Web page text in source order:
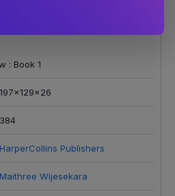
: Book 1
197x129x26
384
HarperCollins Publishers
Maithree Wijesekara